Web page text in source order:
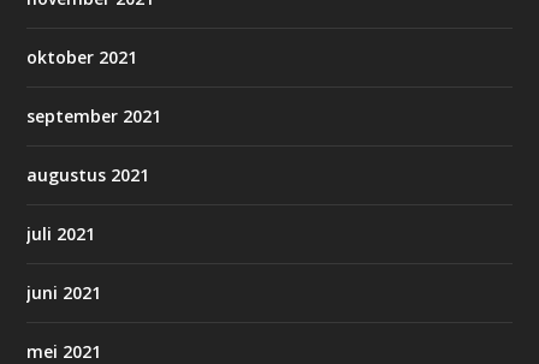
oktober 2021
september 2021
augustus 2021
juli 2021
juni 2021
mei 2021